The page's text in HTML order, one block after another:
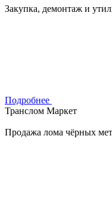
Закупка, демонтаж и
Подробнее
Транслом Маркет
Продажа лома чёрных